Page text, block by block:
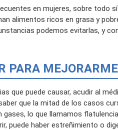
en mujeres, sobre todo
alimentos ricos en grasa y
podemos evitarlas, y
PARA
que puede causar, acudir al
que la mitad de los casos
lo que llamamos
puede haber estreñimiento o